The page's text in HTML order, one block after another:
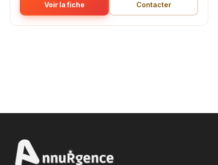
Voir la fiche Contacter